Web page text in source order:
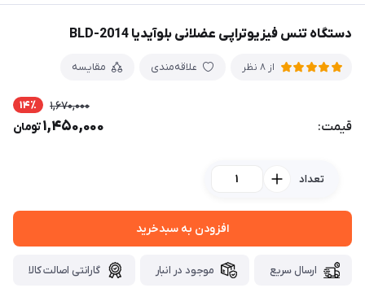
دستگاه تنس فیزیوتراپی عضلانی بلوآیدیا BLD-2014
از 8 نظر علاقه‌مندی مقایسه
قیمت:
1,670,000 14٪
1,450,000تومان
تعداد
افزودن به سبدخرید
ارسال سریع موجود در انبار گارانتی اصالت کالا